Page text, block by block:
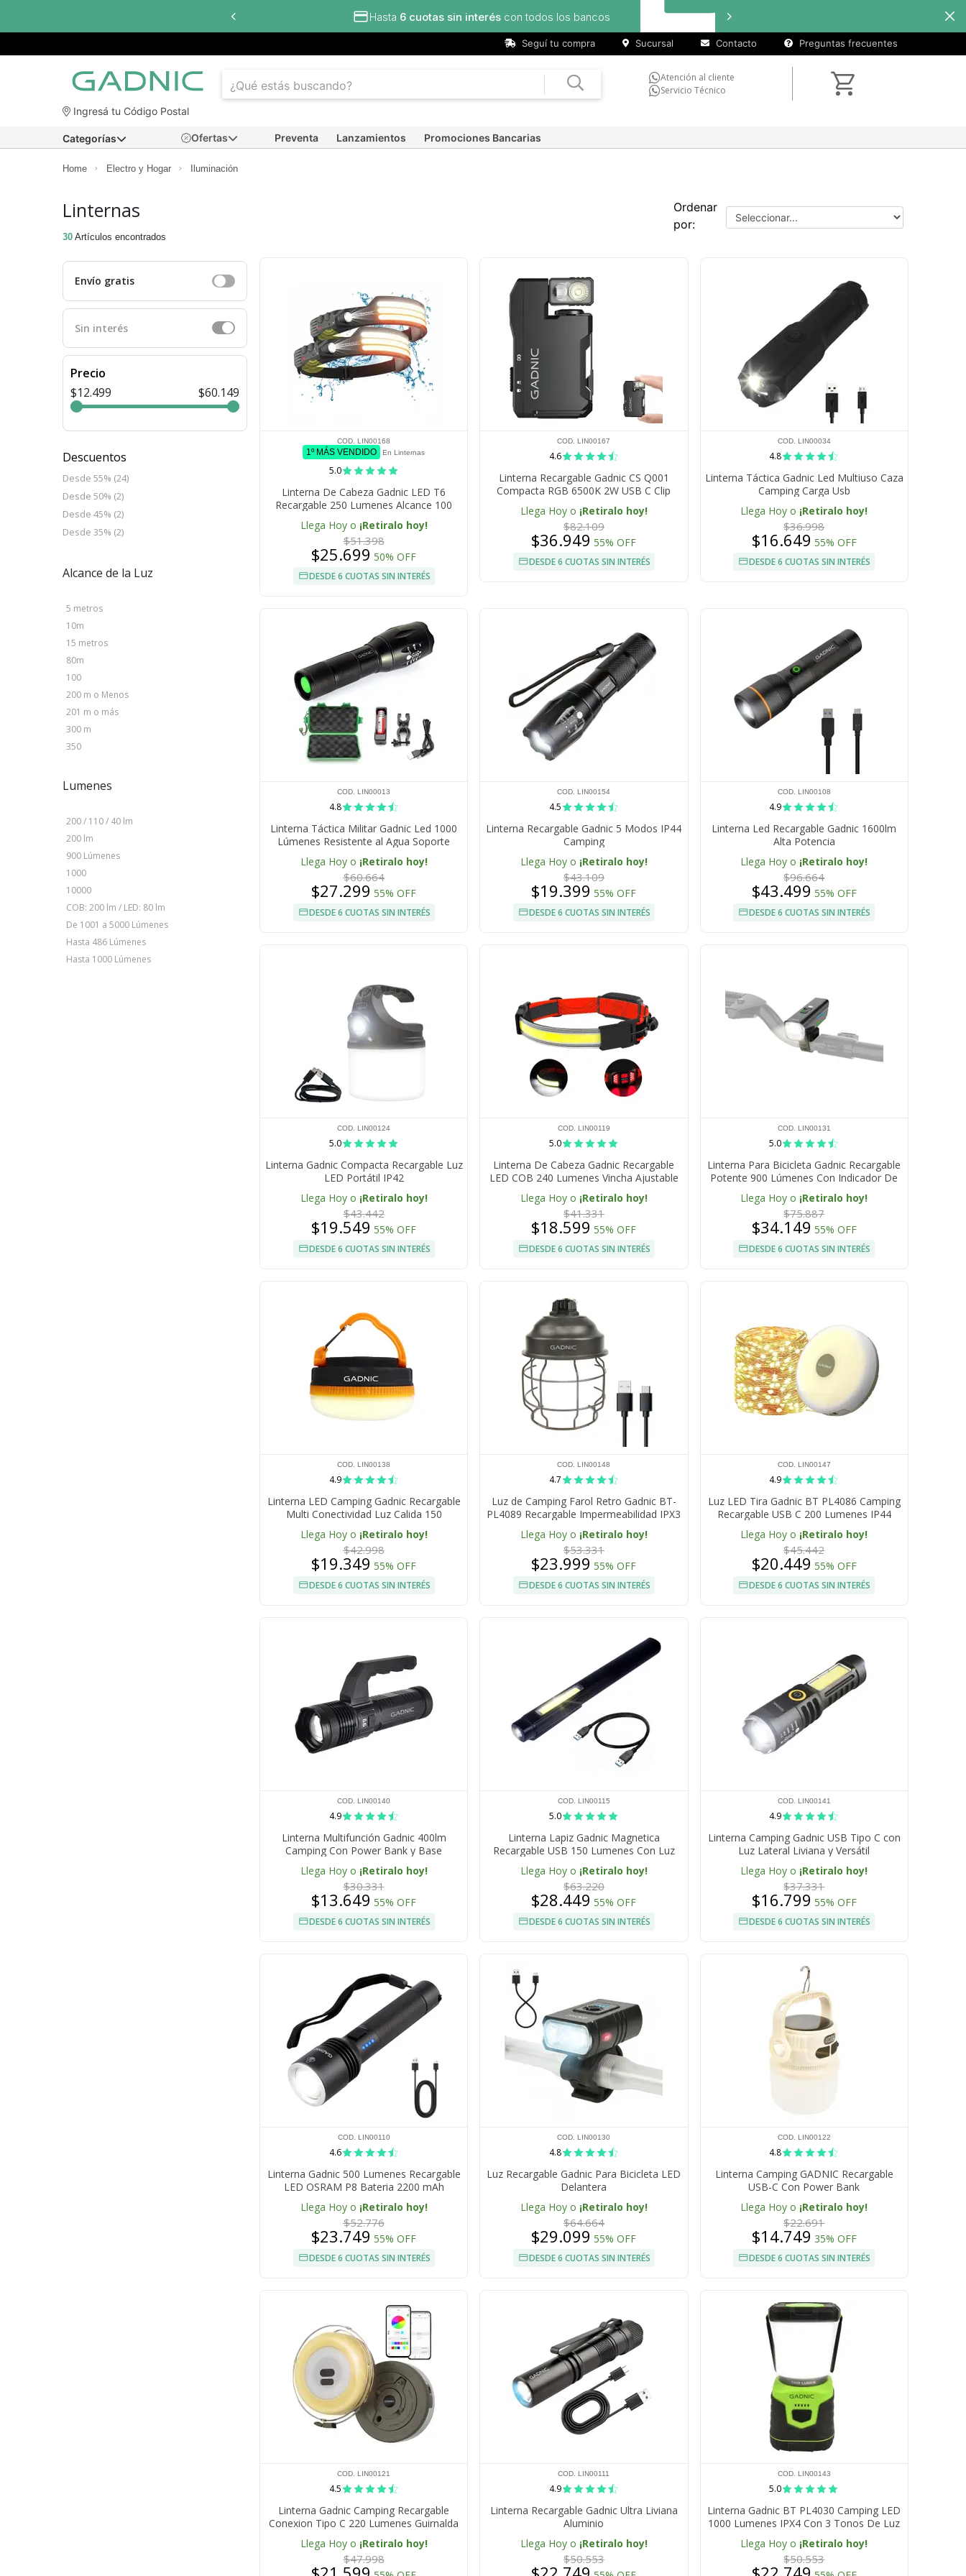
seleccionados
Seguí tu compra Sucursal Contacto Preguntas frecuentes
Atención al cliente
Servicio Técnico
Ingresá tu Código Postal
Ofertas Preventa Lanzamientos Promociones Bancarias
Categorías
Home Electro y Hogar Iluminación
Linternas
30 Artículos encontrados
Envío gratis
Sin interés
Precio
$12.499
$60.149
Descuentos
Desde 55% (24)
Desde 50% (2)
Desde 45% (2)
Desde 35% (2)
Alcance de la Luz
5 metros
10m
15 metros
80m
100
200 m o Menos
201 m o más
300 m
350
Lumenes
200 / 110 / 40 lm
200 lm
900 Lúmenes
1000
10000
COB: 200 lm / LED: 80 lm
De 1001 a 5000 Lúmenes
Hasta 486 Lúmenes
Hasta 1000 Lúmenes
Ordenar
por:
COD. LIN00168
1º MÁS VENDIDO En Linternas
5.0
Linterna De Cabeza Gadnic LED T6
Recargable 250 Lumenes Alcance 100
Metros USB IPX4 Bateria 18650
Llega Hoy o ¡Retiralo hoy!
$51.398
$25.699 50% OFF
DESDE 6 CUOTAS SIN INTERÉS
COD. LIN00167
4.6
Linterna Recargable Gadnic CS Q001
Compacta RGB 6500K 2W USB C Clip
Llega Hoy o ¡Retiralo hoy!
$82.109
$36.949 55% OFF
DESDE 6 CUOTAS SIN INTERÉS
COD. LIN00034
4.8
Linterna Táctica Gadnic Led Multiuso Caza
Camping Carga Usb
Llega Hoy o ¡Retiralo hoy!
$36.998
$16.649 55% OFF
DESDE 6 CUOTAS SIN INTERÉS
COD. LIN00013
4.8
Linterna Táctica Militar Gadnic Led 1000
Lúmenes Resistente al Agua Soporte
Llega Hoy o ¡Retiralo hoy!
$60.664
$27.299 55% OFF
DESDE 6 CUOTAS SIN INTERÉS
COD. LIN00154
4.5
Linterna Recargable Gadnic 5 Modos IP44
Camping
Llega Hoy o ¡Retiralo hoy!
$43.109
$19.399 55% OFF
DESDE 6 CUOTAS SIN INTERÉS
COD. LIN00108
4.9
Linterna Led Recargable Gadnic 1600lm
Alta Potencia
Llega Hoy o ¡Retiralo hoy!
$96.664
$43.499 55% OFF
DESDE 6 CUOTAS SIN INTERÉS
COD. LIN00124
5.0
Linterna Gadnic Compacta Recargable Luz
LED Portátil IP42
Llega Hoy o ¡Retiralo hoy!
$43.442
$19.549 55% OFF
DESDE 6 CUOTAS SIN INTERÉS
COD. LIN00119
5.0
Linterna De Cabeza Gadnic Recargable
LED COB 240 Lumenes Vincha Ajustable
USB Autonomia Hasta 5 Horas
Llega Hoy o ¡Retiralo hoy!
$41.331
$18.599 55% OFF
DESDE 6 CUOTAS SIN INTERÉS
COD. LIN00131
5.0
Linterna Para Bicicleta Gadnic Recargable
Potente 900 Lúmenes Con Indicador De
Batería 2200 mAh
Llega Hoy o ¡Retiralo hoy!
$75.887
$34.149 55% OFF
DESDE 6 CUOTAS SIN INTERÉS
COD. LIN00138
4.9
Linterna LED Camping Gadnic Recargable
Multi Conectividad Luz Calida 150
Lumenes IP44 Autonomia Hasta 5 Horas
Llega Hoy o ¡Retiralo hoy!
$42.998
$19.349 55% OFF
DESDE 6 CUOTAS SIN INTERÉS
COD. LIN00148
4.7
Luz de Camping Farol Retro Gadnic BT-
PL4089 Recargable Impermeabilidad IPX3
Llega Hoy o ¡Retiralo hoy!
$53.331
$23.999 55% OFF
DESDE 6 CUOTAS SIN INTERÉS
COD. LIN00147
4.9
Luz LED Tira Gadnic BT PL4086 Camping
Recargable USB C 200 Lumenes IP44
Bateria 1800 mAh
Llega Hoy o ¡Retiralo hoy!
$45.442
$20.449 55% OFF
DESDE 6 CUOTAS SIN INTERÉS
COD. LIN00140
4.9
Linterna Multifunción Gadnic 400lm
Camping Con Power Bank y Base
Desmontable
Llega Hoy o ¡Retiralo hoy!
$30.331
$13.649 55% OFF
DESDE 6 CUOTAS SIN INTERÉS
COD. LIN00115
5.0
Linterna Lapiz Gadnic Magnetica
Recargable USB 150 Lumenes Con Luz
COB LED Y Puntero Laser
Llega Hoy o ¡Retiralo hoy!
$63.220
$28.449 55% OFF
DESDE 6 CUOTAS SIN INTERÉS
COD. LIN00141
4.9
Linterna Camping Gadnic USB Tipo C con
Luz Lateral Liviana y Versátil
Llega Hoy o ¡Retiralo hoy!
$37.331
$16.799 55% OFF
DESDE 6 CUOTAS SIN INTERÉS
COD. LIN00110
4.6
Linterna Gadnic 500 Lumenes Recargable
LED OSRAM P8 Bateria 2200 mAh
Aluminio IPX4 Con Carga USB
Llega Hoy o ¡Retiralo hoy!
$52.776
$23.749 55% OFF
DESDE 6 CUOTAS SIN INTERÉS
COD. LIN00130
4.8
Luz Recargable Gadnic Para Bicicleta LED
Delantera
Llega Hoy o ¡Retiralo hoy!
$64.664
$29.099 55% OFF
DESDE 6 CUOTAS SIN INTERÉS
COD. LIN00122
4.8
Linterna Camping GADNIC Recargable
USB-C Con Power Bank
Llega Hoy o ¡Retiralo hoy!
$22.691
$14.749 35% OFF
DESDE 6 CUOTAS SIN INTERÉS
COD. LIN00121
4.5
Linterna Gadnic Camping Recargable
Conexion Tipo C 220 Lumenes Guirnalda
LED 5.8 Metros RGB IP44 Bateria 1800
mAh
Llega Hoy o ¡Retiralo hoy!
$47.998
COD. LIN00111
4.9
Linterna Recargable Gadnic Ultra Liviana
Aluminio
Llega Hoy o ¡Retiralo hoy!
$50.553
COD. LIN00143
5.0
Linterna Gadnic BT PL4030 Camping LED
1000 Lumenes IPX4 Con 3 Tonos De Luz
Dimmer Ajustable Y Alcance De 15 Metros
Llega Hoy o ¡Retiralo hoy!
$50.553